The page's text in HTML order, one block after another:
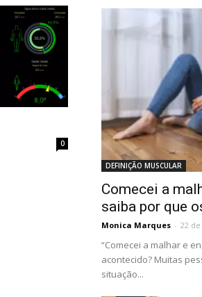
0
DEFINIÇÃO MUSCULAR
Comecei a
saiba por que
Monica Marques - 22
“Comecei a malhar e
acontecido? Muitas
situação...